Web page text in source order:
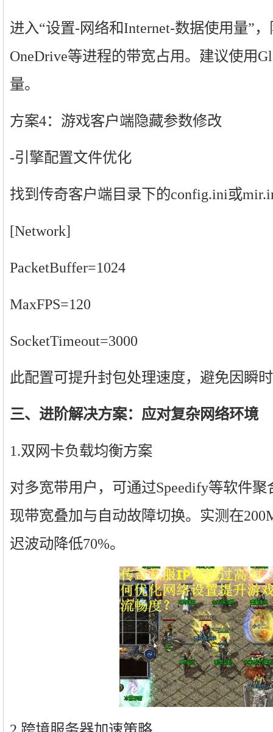
进入“设置-网络和Internet-数据使用量”
OneDrive等进程的带宽占用。建议使用
量。
方案4：游戏客户端隐藏参数修改
-引擎配置文件优化
找到传奇客户端目录下的config.ini或
[Network]
PacketBuffer=1024
MaxFPS=120
SocketTimeout=3000
此配置可提升封包处理速度，避免因瞬
三、进阶解决方案：应对复杂网络环境
1.双网卡负载均衡方案
对多宽带用户，可通过Speedify等软件
现带宽叠加与自动故障切换。实测在
迟波动降低70%。